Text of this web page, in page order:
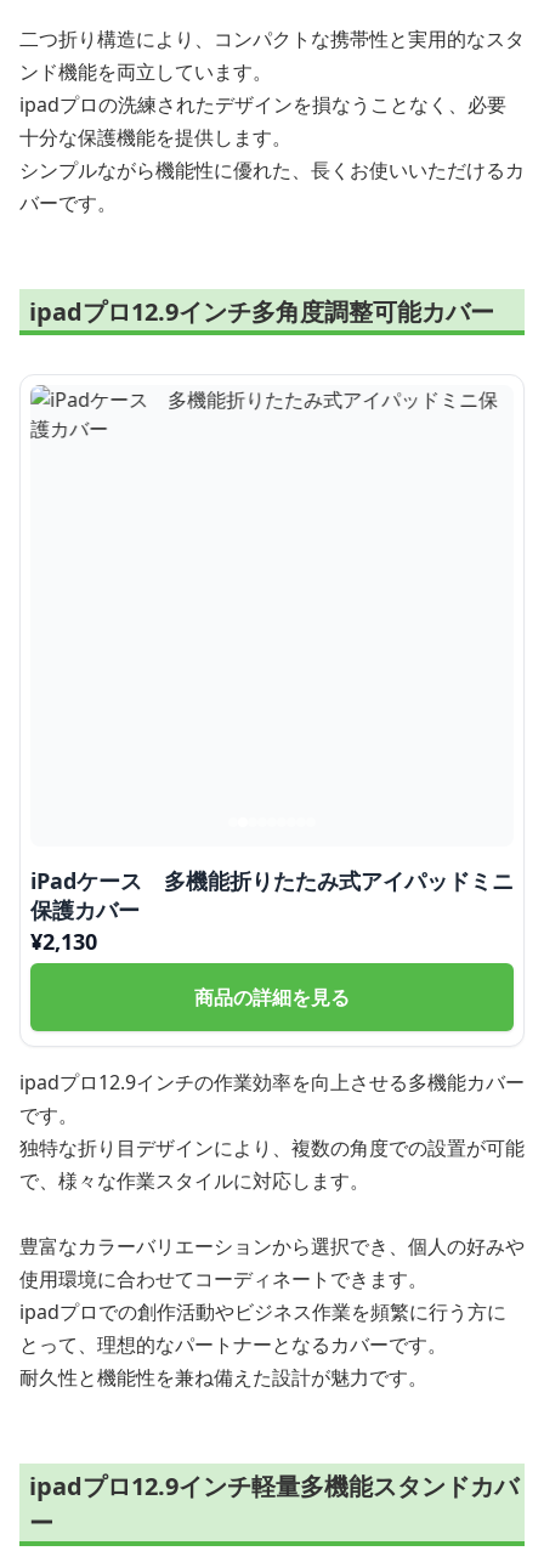
二つ折り構造により、コンパクトな携帯性と実用的なスタ
ンド機能を両立しています。
ipadプロの洗練されたデザインを損なうことなく、必要
十分な保護機能を提供します。
シンプルながら機能性に優れた、長くお使いいただけるカ
バーです。
ipadプロ12.9インチ多角度調整可能カバー
iPadケース 多機能折りたたみ式アイパッドミニ
保護カバー
¥2,130
商品の詳細を見る
ipadプロ12.9インチの作業効率を向上させる多機能カバー
です。
独特な折り目デザインにより、複数の角度での設置が可能
で、様々な作業スタイルに対応します。
豊富なカラーバリエーションから選択でき、個人の好みや
使用環境に合わせてコーディネートできます。
ipadプロでの創作活動やビジネス作業を頻繁に行う方に
とって、理想的なパートナーとなるカバーです。
耐久性と機能性を兼ね備えた設計が魅力です。
ipadプロ12.9インチ軽量多機能スタンドカバ
ー